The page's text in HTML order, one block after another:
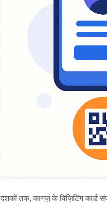
दशकों तक, कागज़ के विज़िटिंग कार्ड